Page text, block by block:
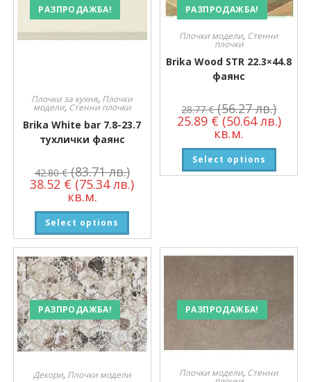
РАЗПРОДАЖБА!
Плочки за кухня, Плочки
модели, Стенни плочки
Brika White bar 7.8-23.7
тухлички фаянс
42.80€ (83.71 лв.)
38.52 € (75.34 лв.)
кв.м.
Select options
РАЗПРОДАЖБА!
Плочки модели, Стенни
плочки
Brika Wood STR 22.3×44.8
фаянс
28.77€ (56.27 лв.)
25.89 € (50.64 лв.)
кв.м.
Select options
РАЗПРОДАЖБА!
Декори, Плочки модели
РАЗПРОДАЖБА!
Плочки модели, Стенни